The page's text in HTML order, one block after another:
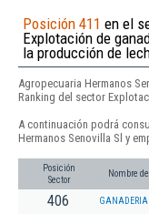
Posición 411 en el
Explotación de
la producción de
Agropecuaria Hermanos
Ranking del sector
A continuación podrá
Hermanos Senovilla Sl y
Posición
Sector
Nombre
406 GANADERIA